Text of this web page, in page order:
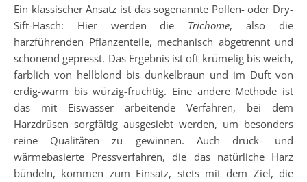
Ein klassischer Ansatz ist das sogenannte Pollen- oder Dry-
Sift-Hasch: Hier werden die Trichome, also die
harzführenden Pflanzenteile, mechanisch abgetrennt und
schonend gepresst. Das Ergebnis ist oft krümelig bis weich,
farblich von hellblond bis dunkelbraun und im Duft von
erdig-warm bis würzig-fruchtig. Eine andere Methode ist
das mit Eiswasser arbeitende Verfahren, bei dem
Harzdrüsen sorgfältig ausgesiebt werden, um besonders
reine Qualitäten zu gewinnen. Auch druck- und
wärmebasierte Pressverfahren, die das natürliche Harz
bündeln, kommen zum Einsatz, stets mit dem Ziel, die